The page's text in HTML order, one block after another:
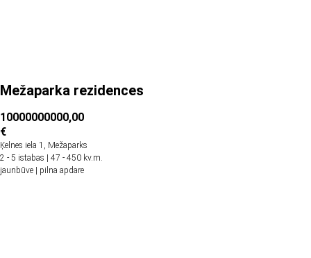
Mežaparka rezidences
10000000000,00
€
Ķelnes iela 1, Mežaparks
2 - 5 istabas | 47 - 450 kv.m.
jaunbūve | pilna apdare